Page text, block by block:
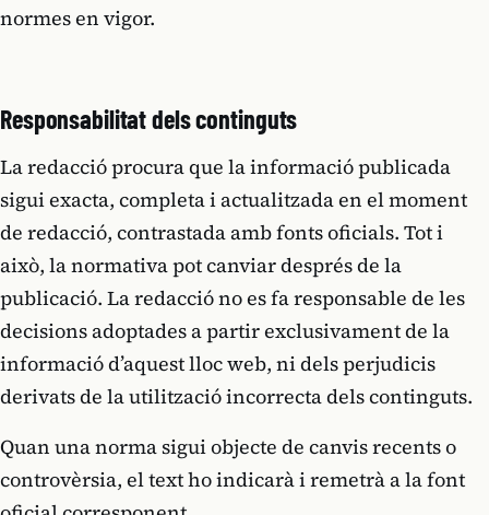
normes en vigor.
Responsabilitat dels continguts
La redacció procura que la informació publicada
sigui exacta, completa i actualitzada en el moment
de redacció, contrastada amb fonts oficials. Tot i
això, la normativa pot canviar després de la
publicació. La redacció no es fa responsable de les
decisions adoptades a partir exclusivament de la
informació d’aquest lloc web, ni dels perjudicis
derivats de la utilització incorrecta dels continguts.
Quan una norma sigui objecte de canvis recents o
controvèrsia, el text ho indicarà i remetrà a la font